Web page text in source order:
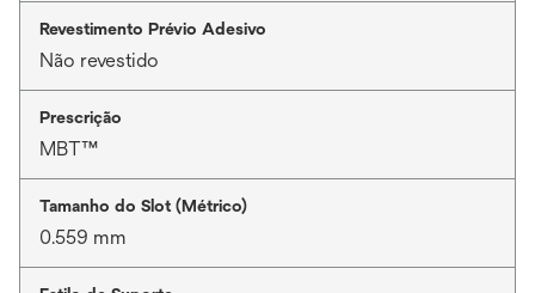
Revestimento Prévio Adesivo
Não revestido
Prescrição
MBT™
Tamanho do Slot (Métrico)
0.559 mm